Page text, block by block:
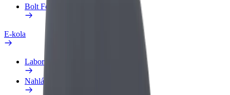
Bolt Food pro Business
E-kola
Laboratoř bezpečnosti
Nahlásit problém